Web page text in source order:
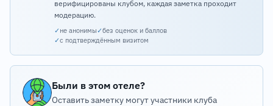
верифицированы клубом, каждая заметка проходит
модерацию.
✓не анонимы✓без оценок и баллов
✓с подтверждённым визитом
Были в этом отеле?
Оставить заметку могут участники клуба